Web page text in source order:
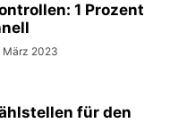
1 Prozent
März 2023
für den